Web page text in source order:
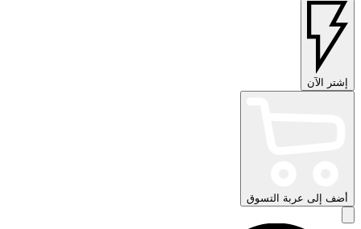
إشتر الآن
أضف إلى عربة التسوق